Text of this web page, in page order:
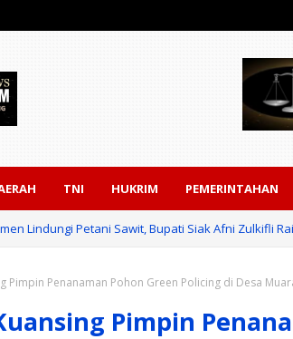
TNI HUKRIM PEMERINTAHAN
Lindungi Petani Sawit, Bupati Siak Afni Zulkifli
Pimpin Penanaman Pohon Green Policing di Desa
Pimpin